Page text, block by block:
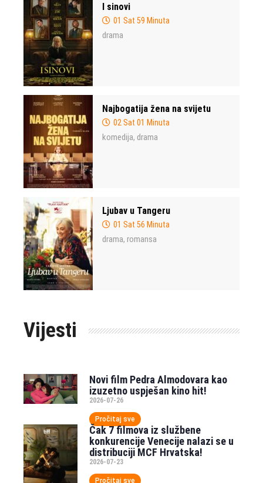
I sinovi
01 Sat 59 Minuta
drama
Najbogatija žena na svijetu
02 Sat 01 Minuta
komedija, drama
Ljubav u Tangeru
01 Sat 56 Minuta
drama, romansa
Vijesti
Novi film Pedra Almodovara kao
izuzetno uspješan kino hit!
2026-07-26
Pročitaj sve
Čak 7 filmova iz službene
konkurencije Venecije nalazi se u
distribuciji MCF Hrvatska!
2026-07-23
Pročitaj sve